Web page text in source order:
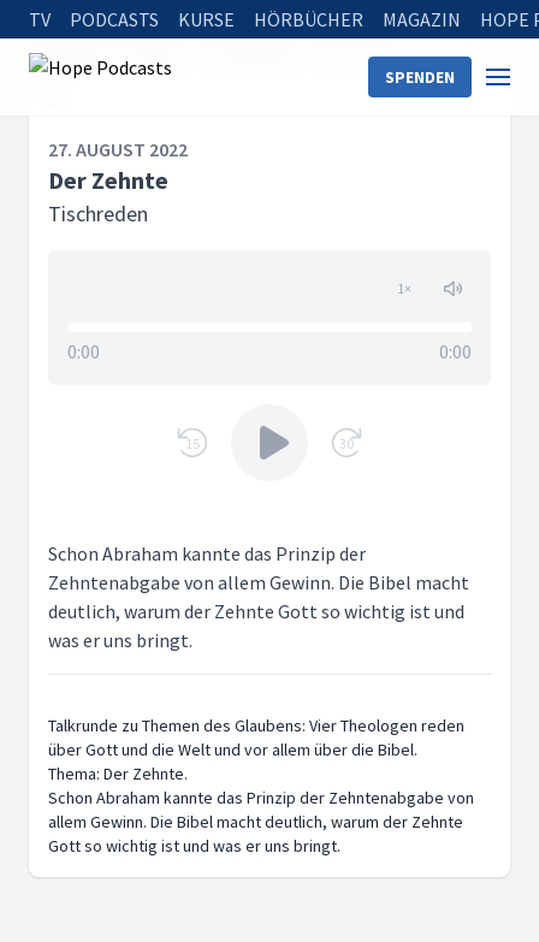
TV PODCASTS KURSE HÖRBÜCHER MAGAZIN HOPE
SPENDEN
Startseite Der Zehnte
27. AUGUST 2022
Der Zehnte
Tischreden
1×
0:00 0:00
15 30
Schon Abraham kannte das Prinzip der
Zehntenabgabe von allem Gewinn. Die Bibel macht
deutlich, warum der Zehnte Gott so wichtig ist und
was er uns bringt.
Talkrunde zu Themen des Glaubens: Vier Theologen reden
über Gott und die Welt und vor allem über die Bibel.
Thema: Der Zehnte.
Schon Abraham kannte das Prinzip der Zehntenabgabe von
allem Gewinn. Die Bibel macht deutlich, warum der Zehnte
Gott so wichtig ist und was er uns bringt.